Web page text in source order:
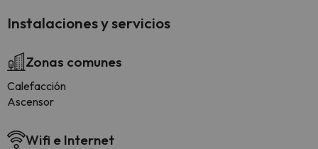
Instalaciones y servicios
Zonas comunes
Calefacción
Ascensor
Wifi e Internet